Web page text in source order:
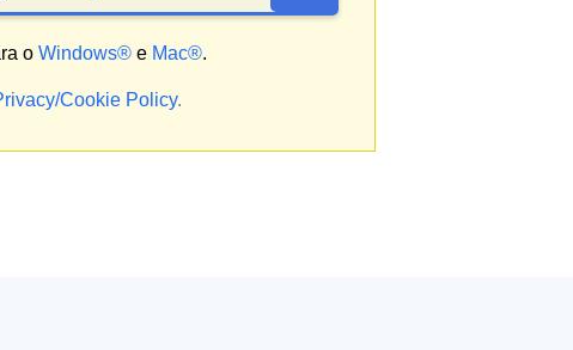
o Windows®e Mac®.
Cookie Policy.